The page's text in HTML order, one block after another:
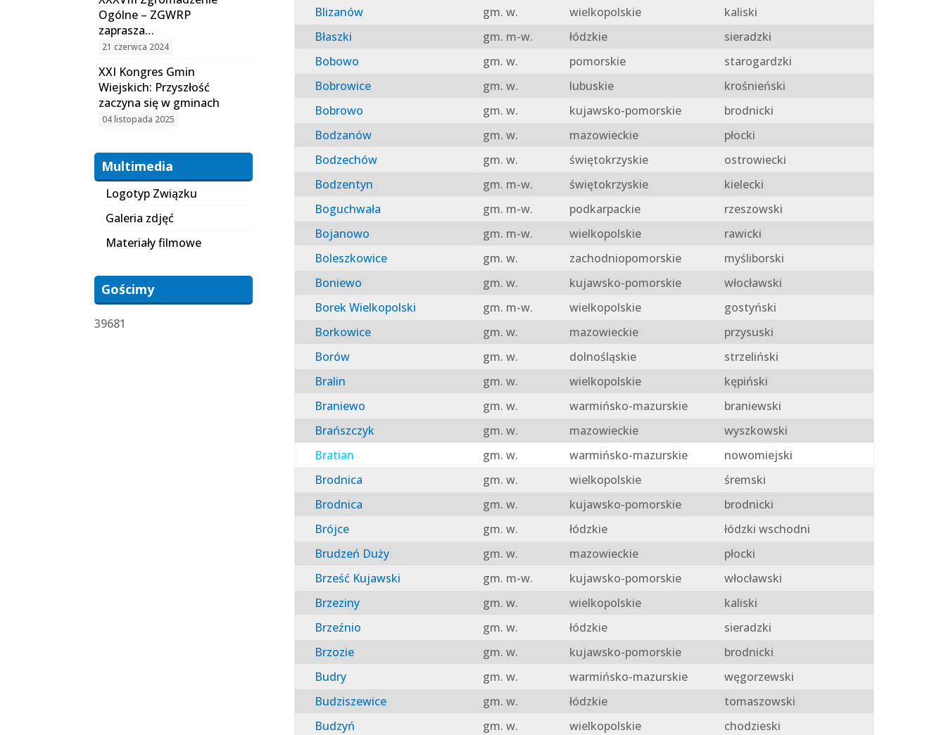
Blizanów
gm. w. wielkopolskie
kaliski
Błaszki
gm. m-w. łódzkie
sieradzki
Bobowo
gm. w. pomorskie
starogardzki
Bobrowice
gm. w. lubuskie
krośnieński
Bobrowo
gm. w. kujawsko-pomorskie
brodnicki
Bodzanów
gm. w. mazowieckie
płocki
Bodzechów
gm. w. świętokrzyskie
ostrowiecki
Bodzentyn
gm. m-w. świętokrzyskie
kielecki
Boguchwała
gm. m-w. podkarpackie
rzeszowski
Bojanowo
gm. m-w. wielkopolskie
rawicki
Boleszkowice
gm. w. zachodniopomorskie
myśliborski
Boniewo
gm. w. kujawsko-pomorskie
włocławski
Borek Wielkopolski
gm. m-w. wielkopolskie
gostyński
Borkowice
gm. w. mazowieckie
przysuski
Borów
gm. w. dolnośląskie
strzeliński
Bralin
gm. w. wielkopolskie
kępiński
Braniewo
gm. w. warmińsko-mazurskie
braniewski
Brańszczyk
gm. w. mazowieckie
wyszkowski
Bratian
gm. w. warmińsko-mazurskie
nowomiejski
Brodnica
gm. w. wielkopolskie
śremski
Brodnica
gm. w. kujawsko-pomorskie
brodnicki
Brójce
gm. w. łódzkie
łódzki wschodni
Brudzeń Duży
gm. w. mazowieckie
płocki
Brześć Kujawski
gm. m-w. kujawsko-pomorskie
włocławski
Brzeziny
gm. w. wielkopolskie
kaliski
Brzeźnio
gm. w. łódzkie
sieradzki
Brzozie
gm. w. kujawsko-pomorskie
brodnicki
Budry
gm. w. warmińsko-mazurskie
węgorzewski
Budziszewice
gm. w. łódzkie
tomaszowski
Budzyń
gm. w. wielkopolskie
chodzieski
Ogólne – ZGWRP
zaprasza…
21 czerwca 2024
XXI Kongres Gmin
Wiejskich: Przyszłość
zaczyna się w gminach
04 listopada 2025
Multimedia
Logotyp Związku
Galeria zdjęć
Materiały filmowe
Gościmy
39681